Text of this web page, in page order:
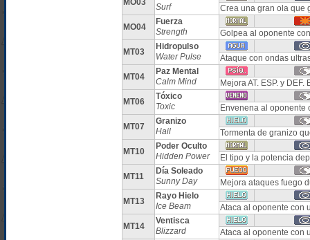
MO03
Surf
Crea una gran ola que
MO04
Fuerza
Strength
Golpea al oponente
MT03
Hidropulso
Water Pulse
Ataque con ondas
MT04
Paz Mental
Calm Mind
Mejora AT. ESP. y DEF.
MT06
Tóxico
Toxic
Envenena al oponente
MT07
Granizo
Hail
Tormenta de granizo
MT10
Poder Oculto
Hidden Power
El tipo y la potencia
MT11
Día Soleado
Sunny Day
Mejora ataques fuego
MT13
Rayo Hielo
Ice Beam
Ataca al oponente con
MT14
Ventisca
Blizzard
Ataca al oponente con